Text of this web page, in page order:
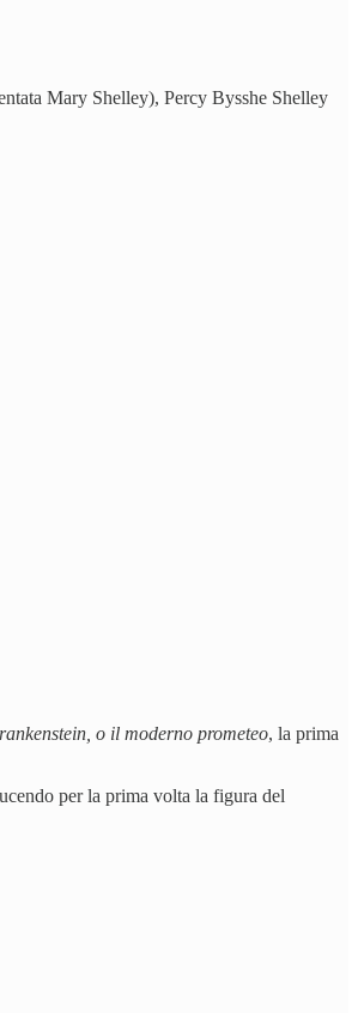
Mary Shelley), Percy Bysshe Shelley
o il moderno prometeo, la prima
per la prima volta la figura del